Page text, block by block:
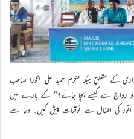
کے متعلق جبکہ مکرم حمید علی بنگورا صاحب
و رواج سے کیسے بچا جائے؟“ کے بارے میں
انور کی اطفال سے توقعات پیش کیں۔ دعا سے